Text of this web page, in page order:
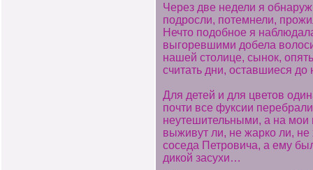
Через две недели я
подросли, потемнели,
Нечто подобное я
выгоревшими добела
нашей столице, сынок,
считать дни, оставшиеся
Для детей и для цветов
почти все фуксии
неутешительными, а на мои
выживут ли, не жарко ли, не
соседа Петровича, а ему
дикой засухи…